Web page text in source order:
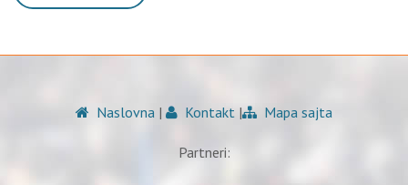
Naslovna | Kontakt | Mapa sajta
Partneri: